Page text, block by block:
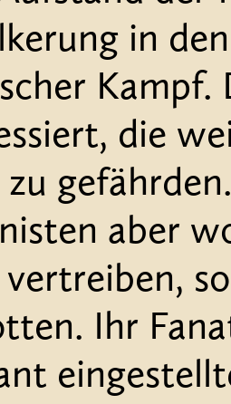
in
Kampf.
die
aber
vertreiben,
Ihr